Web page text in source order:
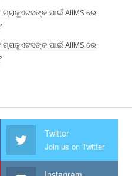
ଗ୍ରାଜୁଏଟସଙ୍କ ପାଇଁ AIIMS ରେ
ଗ୍ରାଜୁଏଟସଙ୍କ ପାଇଁ AIIMS ରେ
Twitter
Join us on Twitter